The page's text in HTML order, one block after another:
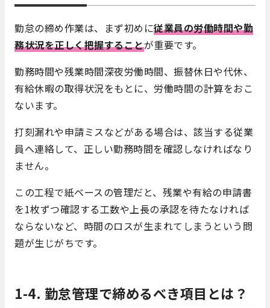
勤怠の締め作業は、まず初めに従業員の労働時間や勤
務状況を正しく把握することが重要です。
勤務時間や残業時間深夜労働時間、振替休日や代休、
有給休暇の取得状況をもとに、労働時間の計算をおこ
ないます。
打刻漏れや申請ミスなどがある場合は、該当する従業
員へ連絡して、正しい勤務時間を確認しなければなり
ません。
この工程で紙ベースの管理だと、残業や有給の申請書
を1枚ずつ確認する工数や上長の承認を待たなければ
ならないなど、時間のロスが生まれてしまうという問
題が生じがちです。
1-4. 勤怠管理で締めるべき項目とは？